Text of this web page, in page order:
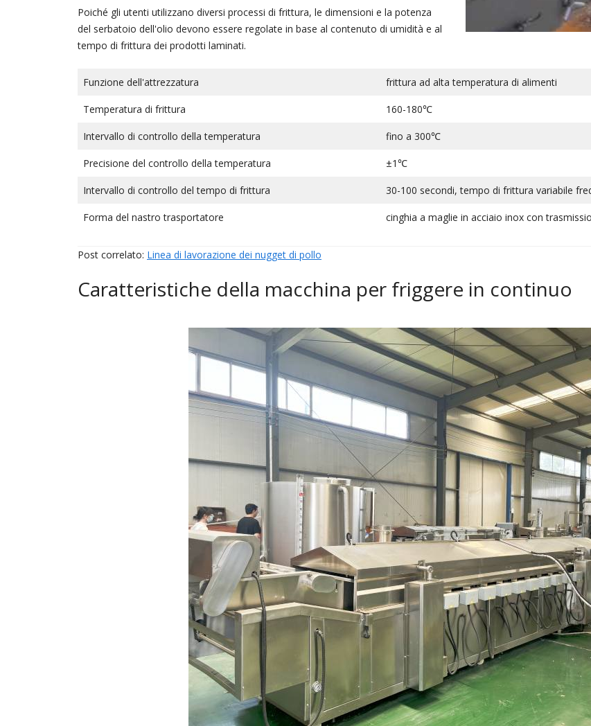
Poiché gli utenti utilizzano diversi processi di frittura, le dimensioni e la potenza
del serbatoio dell'olio devono essere regolate in base al contenuto di umidità e al
tempo di frittura dei prodotti laminati.
Funzione dell'attrezzatura frittura ad alta temperatura di alimenti
Temperatura di frittura 160-180℃
Intervallo di controllo della temperatura fino a 300℃
Precisione del controllo della temperatura ±1℃
Intervallo di controllo del tempo di frittura 30-100 secondi, tempo di frittura variabile
Forma del nastro trasportatore cinghia a maglie in acciaio inox con
Post correlato: Linea di lavorazione dei nugget di pollo
Caratteristiche della macchina per friggere in continuo